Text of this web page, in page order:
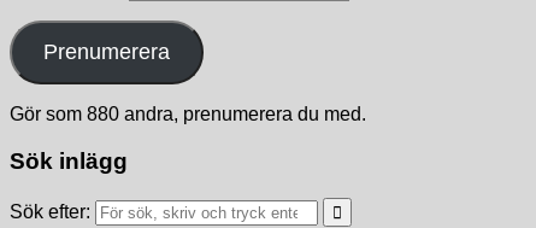
Prenumerera
Gör som 880 andra, prenumerera du med.
Sök inlägg
Sök efter: